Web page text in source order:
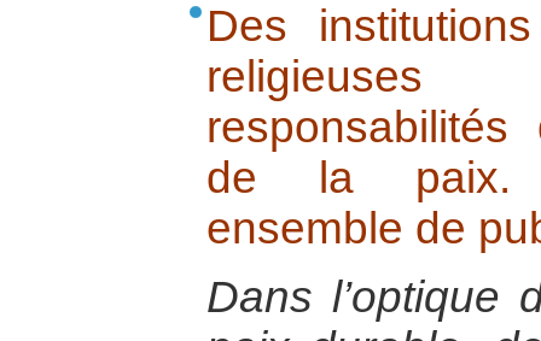
Des
de la paix.
ensemble de
Dans l’optique